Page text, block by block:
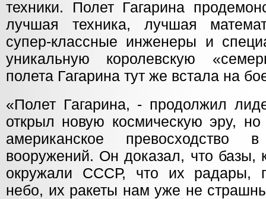
техники. Полет Гагарина
лучшая техника, лучшая
супер-классные инженеры и
уникальную королевскую
полета Гагарина тут же встала на
«Полет Гагарина, - продолжил
открыл новую космическую эру,
американское превосходство
вооружений. Он доказал, что базы,
окружали СССР, что их радары,
небо, их ракеты нам уже не